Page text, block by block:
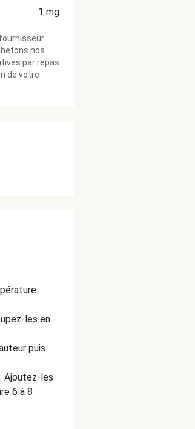
1 mg
nos
par repas
de votre
les en
puis
Ajoutez-les
6 à 8